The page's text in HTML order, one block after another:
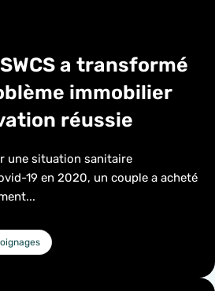
a transformé
immobilier
réussie
une situation sanitaire
19 en 2020, un couple a acheté
: